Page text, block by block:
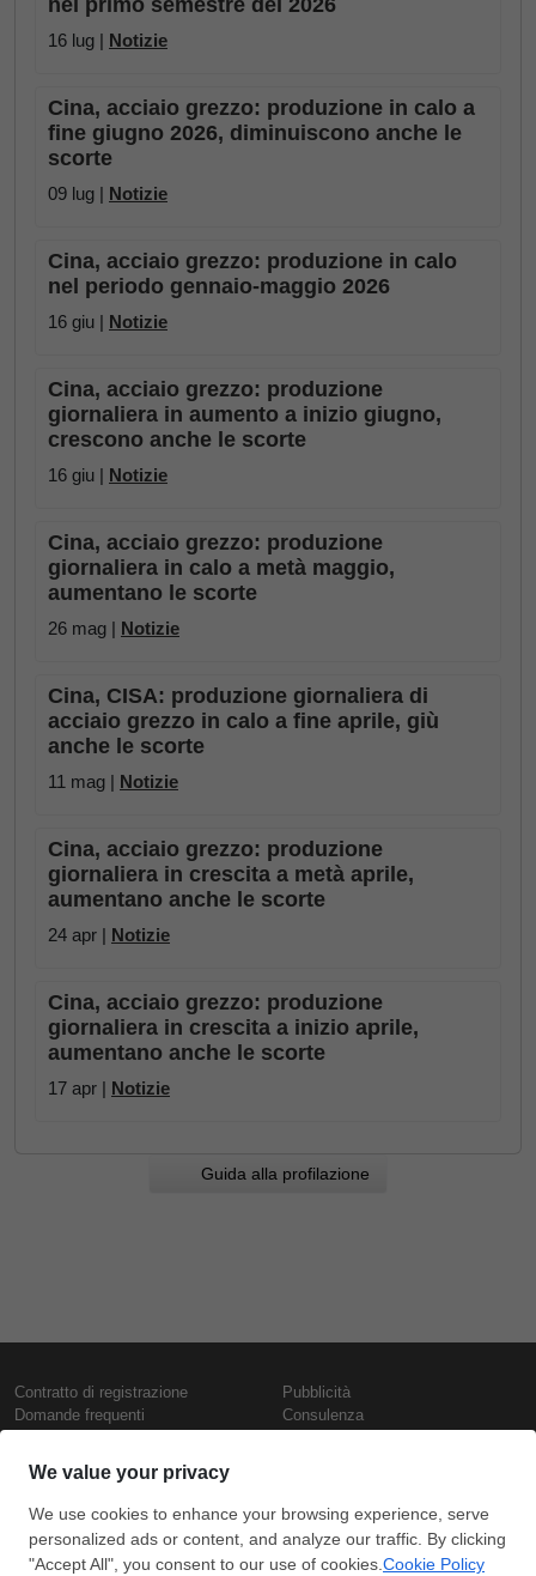
nel primo semestre del 2026
16 lug | Notizie
Cina, acciaio grezzo: produzione in calo a
fine giugno 2026, diminuiscono anche le
scorte
09 lug | Notizie
Cina, acciaio grezzo: produzione in calo
nel periodo gennaio-maggio 2026
16 giu | Notizie
Cina, acciaio grezzo: produzione
giornaliera in aumento a inizio giugno,
crescono anche le scorte
16 giu | Notizie
Cina, acciaio grezzo: produzione
giornaliera in calo a metà maggio,
aumentano le scorte
26 mag | Notizie
Cina, CISA: produzione giornaliera di
acciaio grezzo in calo a fine aprile, giù
anche le scorte
11 mag | Notizie
Cina, acciaio grezzo: produzione
giornaliera in crescita a metà aprile,
aumentano anche le scorte
24 apr | Notizie
Cina, acciaio grezzo: produzione
giornaliera in crescita a inizio aprile,
aumentano anche le scorte
17 apr | Notizie
Guida alla profilazione
Contratto di registrazione
Domande frequenti
Presentazione
Contattaci
Termini di utilizzo
Politica di riservatezza
Pubblicità
Consulenza